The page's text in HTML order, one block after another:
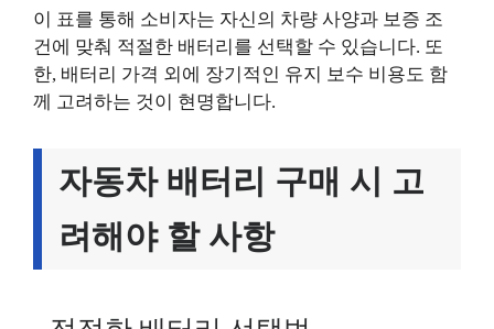
이 표를 통해 소비자는 자신의 차량 사양과 보증 조
건에 맞춰 적절한 배터리를 선택할 수 있습니다. 또
한, 배터리 가격 외에 장기적인 유지 보수 비용도 함
께 고려하는 것이 현명합니다.
자동차 배터리 구매 시 고
려해야 할 사항